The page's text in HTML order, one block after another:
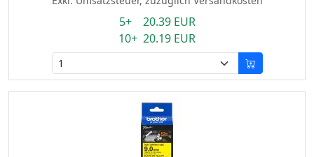
5+ 20.39 EUR
10+ 20.19 EUR